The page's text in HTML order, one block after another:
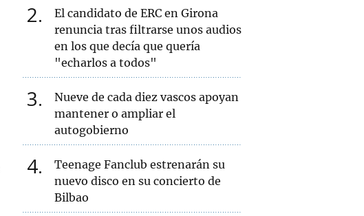
2
El candidato de ERC en Girona
renuncia tras filtrarse unos audios
en los que decía que quería
"echarlos a todos"
3
Nueve de cada diez vascos apoyan
mantener o ampliar el
autogobierno
4
Teenage Fanclub estrenarán su
nuevo disco en su concierto de
Bilbao